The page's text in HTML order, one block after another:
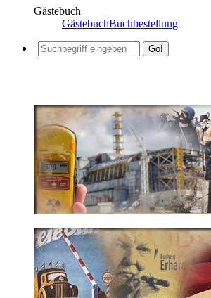
Gästebuch
GästebuchBuchbestellung